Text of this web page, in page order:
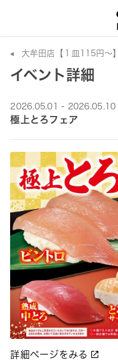
大牟田店【１皿115円～】
イベント詳細
2026.05.01 - 2026.05.10
極上とろフェア
詳細ページをみる